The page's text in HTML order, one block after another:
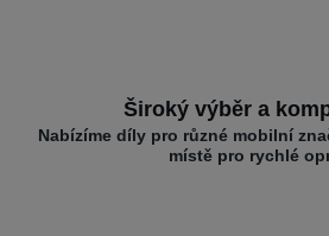
Široký výběr a
Nabízíme díly pro různé mobilní
místě pro rychlé